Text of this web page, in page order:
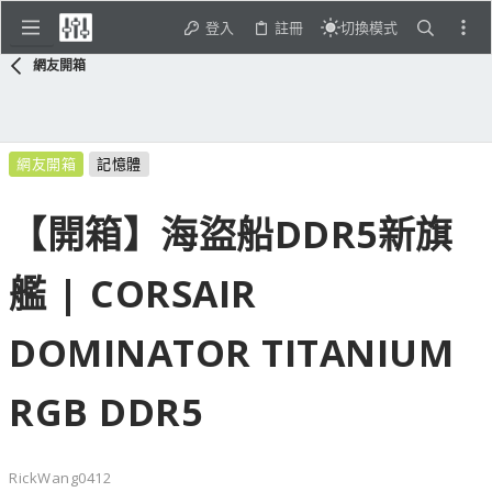
登入 註冊 切換模式
網友開箱
網友開箱 記憶體
【開箱】海盜船DDR5新旗
艦 | CORSAIR
DOMINATOR TITANIUM
RGB DDR5
RickWang0412